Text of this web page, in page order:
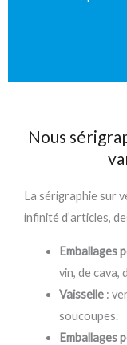
Nous
La sérigraphie sur
infinité d’articles,
Emballages
vin, de cava,
Vaisselle:
soucoupes.
Emballages